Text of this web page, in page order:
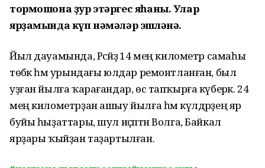
тормошона ҙур этәргес яһаны. Улар
ярҙамында күп нәмәләр эшләнә.
Йыл дауамында, Рәсәйҙә 14 мең километр самаһы
төбәк һәм урындағы юлдар ремонтланған, был
уҙған йылға ҡарағандар, өс тапҡырға күберәк. 24
мең километрҙан ашыу йылға һәм күлдәрҙең яр
буйы һыҙаттары, шул иҫәптән Волга, Байкал
ярҙары ҡыйҙан таҙартылған.